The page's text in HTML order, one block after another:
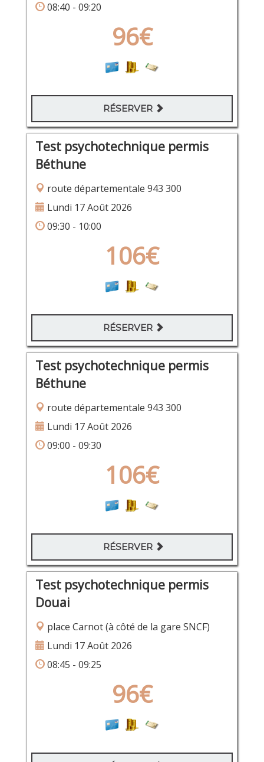
08:40 - 09:20
96€
RÉSERVER
Test psychotechnique permis
Béthune
route départementale 943 300
Lundi 17 Août 2026
09:30 - 10:00
106€
RÉSERVER
Test psychotechnique permis
Béthune
route départementale 943 300
Lundi 17 Août 2026
09:00 - 09:30
106€
RÉSERVER
Test psychotechnique permis
Douai
place Carnot (à côté de la gare SNCF)
Lundi 17 Août 2026
08:45 - 09:25
96€